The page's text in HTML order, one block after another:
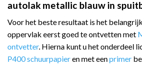
autolak metallic blauw in
Voor het beste resultaat is het
oppervlak eerst goed te ontvetten met
ontvetter. Hierna kunt u het onderdeel
P400 schuurpapieren met eenprimer